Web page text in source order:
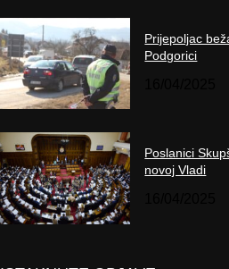
Prijepoljac
Podgorici
Poslanici
novoj Vladi